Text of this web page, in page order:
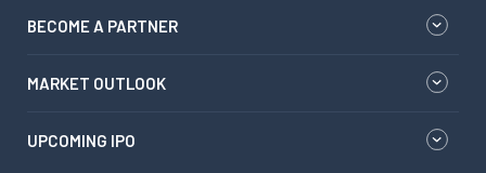
BECOME A PARTNER
MARKET OUTLOOK
UPCOMING IPO